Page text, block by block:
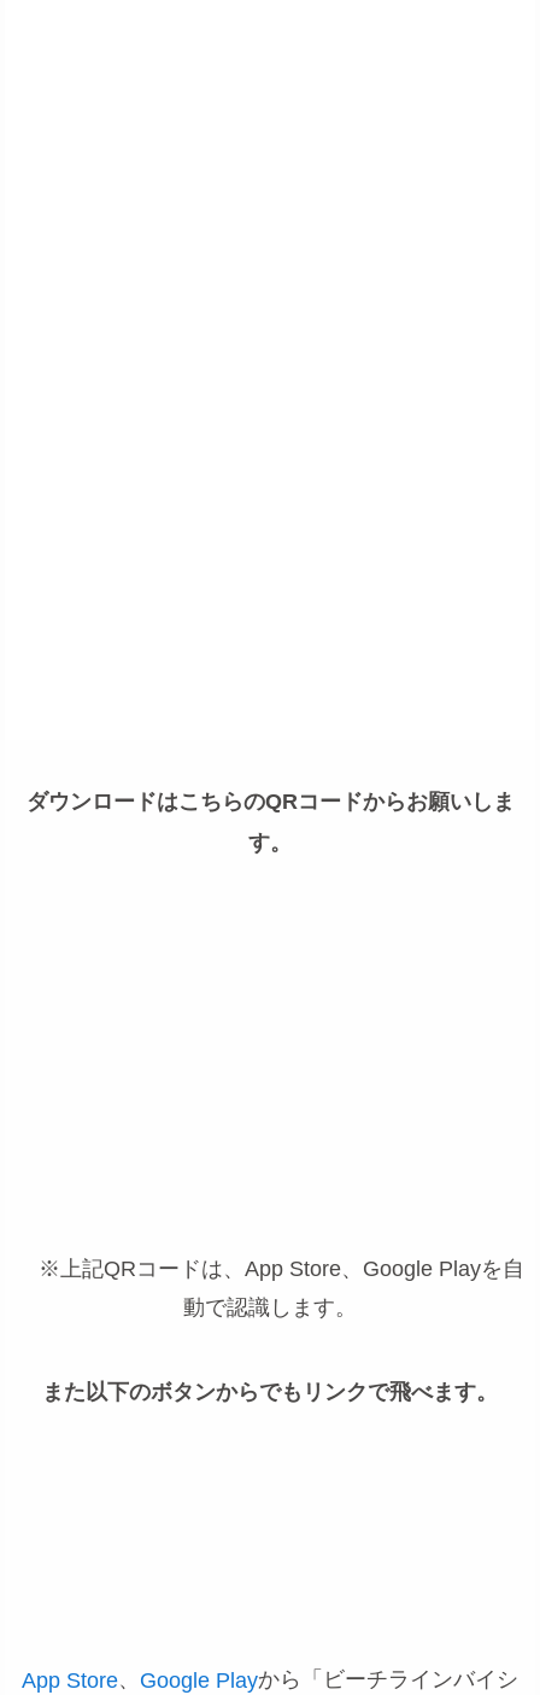
ダウンロードはこちらのQRコードからお願いしま
す。
※上記QRコードは、App Store、Google Playを自
動で認識します。
また以下のボタンからでもリンクで飛べます。
App Store、 Google Playから「ビーチラインバイシ